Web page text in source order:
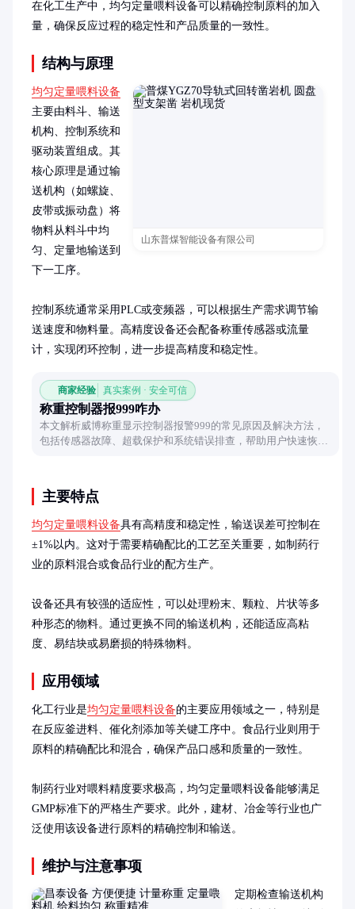
在化工生产中，均匀定量喂料设备可以精确控制原料的加入
量，确保反应过程的稳定性和产品质量的一致性。
结构与原理
山东普煤智能设备有限公司
均匀定量喂料设备
主要由料斗、输送
机构、控制系统和
驱动装置组成。其
核心原理是通过输
送机构（如螺旋、
皮带或振动盘）将
物料从料斗中均
匀、定量地输送到
下一工序。
控制系统通常采用PLC或变频器，可以根据生产需求调节输
送速度和物料量。高精度设备还会配备称重传感器或流量
计，实现闭环控制，进一步提高精度和稳定性。
商家经验 真实案例 · 安全可信
称重控制器报999咋办
本文解析威博称重显示控制器报警999的常见原因及解决方法，
包括传感器故障、超载保护和系统错误排查，帮助用户快速恢复
主要特点
均匀定量喂料设备具有高精度和稳定性，输送误差可控制在
±1%以内。这对于需要精确配比的工艺至关重要，如制药行
业的原料混合或食品行业的配方生产。
设备还具有较强的适应性，可以处理粉末、颗粒、片状等多
种形态的物料。通过更换不同的输送机构，还能适应高粘
度、易结块或易磨损的特殊物料。
应用领域
化工行业是均匀定量喂料设备的主要应用领域之一，特别是
在反应釜进料、催化剂添加等关键工序中。食品行业则用于
原料的精确配比和混合，确保产品口感和质量的一致性。
制药行业对喂料精度要求极高，均匀定量喂料设备能够满足
GMP标准下的严格生产要求。此外，建材、冶金等行业也广
泛使用该设备进行原料的精确控制和输送。
维护与注意事项
定期检查输送机构